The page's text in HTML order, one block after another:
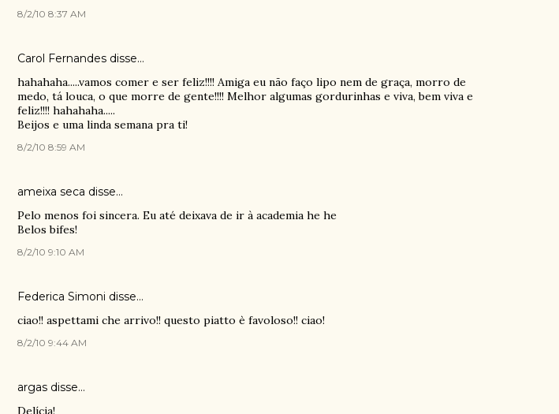
8/2/10 8:37 AM
Carol Fernandesdisse…
hahahaha.....vamos comer e ser feliz!!!! Amiga eu não faço lipo nem de graça, morro de
medo, tá louca, o que morre de gente!!!! Melhor algumas gordurinhas e viva, bem viva e
feliz!!!! hahahaha.....
Beijos e uma linda semana pra ti!
8/2/10 8:59 AM
ameixa seca disse…
Pelo menos foi sincera. Eu até deixava de ir à academia he he
Belos bifes!
8/2/10 9:10 AM
Federica Simoni disse…
ciao!! aspettami che arrivo!! questo piatto è favoloso!! ciao!
8/2/10 9:44 AM
argasdisse…
Delícia!